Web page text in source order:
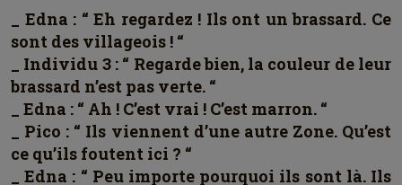
_ Edna : “ Eh regardez ! Ils ont un brassard. Ce
sont des villageois ! “
_ Individu 3 : “ Regarde bien, la couleur de leur
brassard n’est pas verte. “
_ Edna : “ Ah ! C’est vrai ! C’est marron. “
_ Pico : “ Ils viennent d’une autre Zone. Qu’est
ce qu’ils foutent ici ? “
_ Edna : “ Peu importe pourquoi ils sont là. Ils